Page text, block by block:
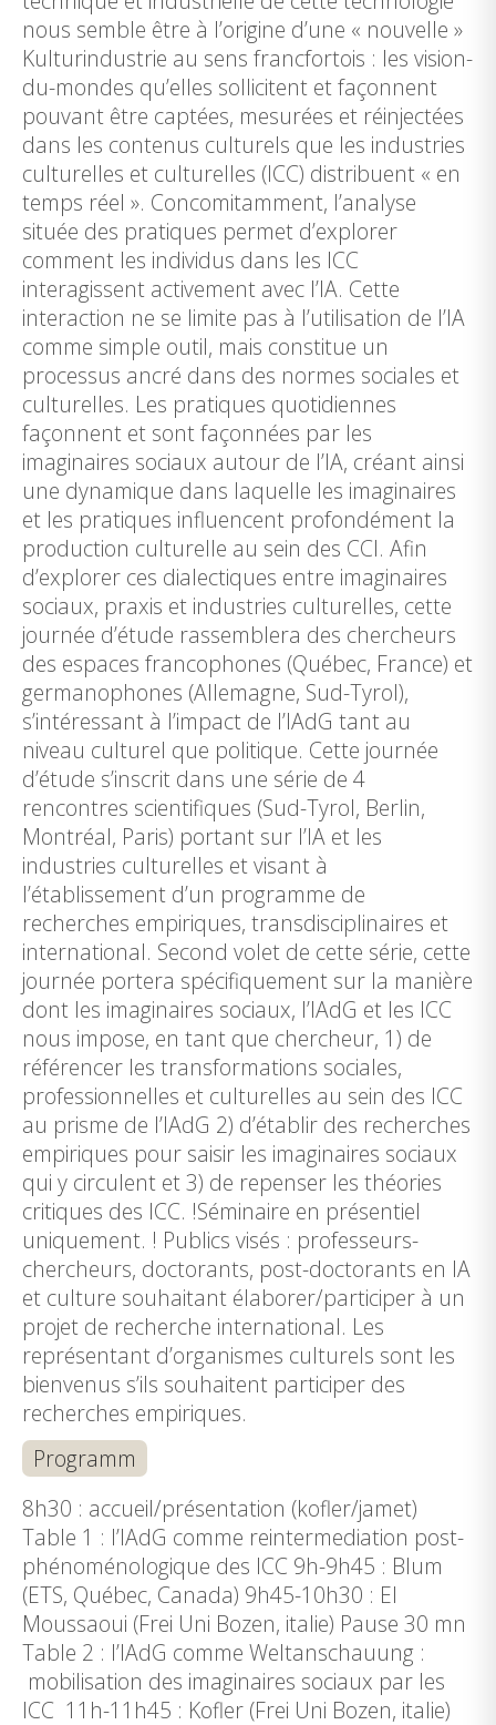
nous semble être à l’origine d’une « nouvelle »
Kulturindustrie au sens francfortois : les vision-
du-mondes qu’elles sollicitent et façonnent
pouvant être captées, mesurées et réinjectées
dans les contenus culturels que les industries
culturelles et culturelles (ICC) distribuent « en
temps réel ». Concomitamment, l’analyse
située des pratiques permet d’explorer
comment les individus dans les ICC
interagissent activement avec l’IA. Cette
interaction ne se limite pas à l’utilisation de l’IA
comme simple outil, mais constitue un
processus ancré dans des normes sociales et
culturelles. Les pratiques quotidiennes
façonnent et sont façonnées par les
imaginaires sociaux autour de l’IA, créant ainsi
une dynamique dans laquelle les imaginaires
et les pratiques influencent profondément la
production culturelle au sein des CCI. Afin
d’explorer ces dialectiques entre imaginaires
sociaux, praxis et industries culturelles, cette
journée d’étude rassemblera des chercheurs
des espaces francophones (Québec, France) et
germanophones (Allemagne, Sud-Tyrol),
s’intéressant à l’impact de l’IAdG tant au
niveau culturel que politique. Cette journée
d’étude s’inscrit dans une série de 4
rencontres scientifiques (Sud-Tyrol, Berlin,
Montréal, Paris) portant sur l’IA et les
industries culturelles et visant à
l’établissement d’un programme de
recherches empiriques, transdisciplinaires et
international. Second volet de cette série, cette
journée portera spécifiquement sur la manière
dont les imaginaires sociaux, l’IAdG et les ICC
nous impose, en tant que chercheur, 1) de
référencer les transformations sociales,
professionnelles et culturelles au sein des ICC
au prisme de l’IAdG 2) d’établir des recherches
empiriques pour saisir les imaginaires sociaux
qui y circulent et 3) de repenser les théories
critiques des ICC. !Séminaire en présentiel
uniquement. ! Publics visés : professeurs-
chercheurs, doctorants, post-doctorants en IA
et culture souhaitant élaborer/participer à un
projet de recherche international. Les
représentant d’organismes culturels sont les
bienvenus s’ils souhaitent participer des
recherches empiriques.
Programm
8h30 : accueil/présentation (kofler/jamet)
Table 1 : l’IAdG comme reintermediation post-
phénoménologique des ICC 9h-9h45 : Blum
(ETS, Québec, Canada) 9h45-10h30 : El
Moussaoui (Frei Uni Bozen, italie) Pause 30 mn
Table 2 : l’IAdG comme Weltanschauung :
mobilisation des imaginaires sociaux par les
ICC 11h-11h45 : Kofler (Frei Uni Bozen, italie)